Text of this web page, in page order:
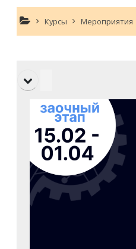
Курсы Мероприятия